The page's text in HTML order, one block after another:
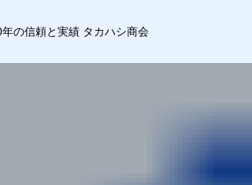
の信頼と実績 タカハシ商会